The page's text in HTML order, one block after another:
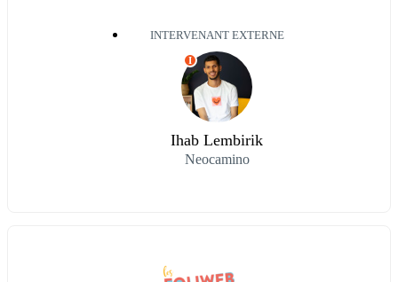
INTERVENANT EXTERNE
I
Ihab Lembirik
Neocamino